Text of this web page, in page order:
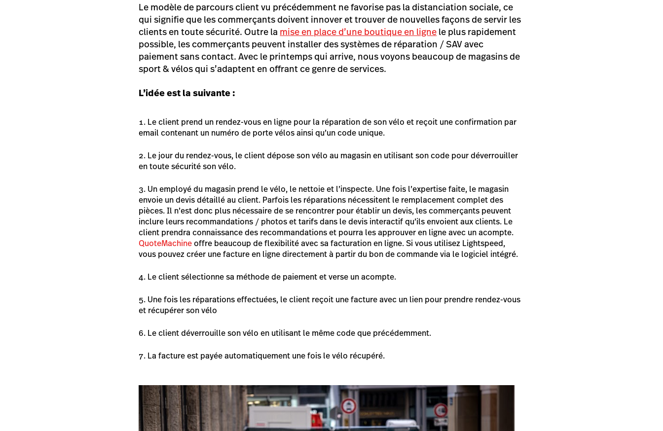
Le modèle de parcours client vu précédemment ne favorise pas la distanciation sociale, ce
qui signifie que les commerçants doivent innover et trouver de nouvelles façons de servir les
clients en toute sécurité. Outre la mise en place d’une boutique en ligne le plus rapidement
possible, les commerçants peuvent installer des systèmes de réparation / SAV avec
paiement sans contact. Avec le printemps qui arrive, nous voyons beaucoup de magasins de
sport & vélos qui s’adaptent en offrant ce genre de services.
L’idée est la suivante :
Le client prend un rendez-vous en ligne pour la réparation de son vélo et reçoit une confirmation par
email contenant un numéro de porte vélos ainsi qu’un code unique.
Le jour du rendez-vous, le client dépose son vélo au magasin en utilisant son code pour déverrouiller
en toute sécurité son vélo.
Un employé du magasin prend le vélo, le nettoie et l’inspecte. Une fois l’expertise faite, le magasin
envoie un devis détaillé au client. Parfois les réparations nécessitent le remplacement complet des
pièces. Il n’est donc plus nécessaire de se rencontrer pour établir un devis, les commerçants peuvent
inclure leurs recommandations / photos et tarifs dans le devis interactif qu’ils envoient aux clients. Le
client prendra connaissance des recommandations et pourra les approuver en ligne avec un acompte.
QuoteMachineoffre beaucoup de flexibilité avec sa facturation en ligne. Si vous utilisez Lightspeed,
vous pouvez créer une facture en ligne directement à partir du bon de commande via le logiciel intégré.
Le client sélectionne sa méthode de paiement et verse un acompte.
Une fois les réparations effectuées, le client reçoit une facture avec un lien pour prendre rendez-vous
et récupérer son vélo
Le client déverrouille son vélo en utilisant le même code que précédemment.
La facture est payée automatiquement une fois le vélo récupéré.